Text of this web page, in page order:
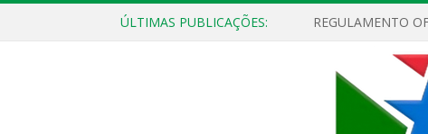
ÚLTIMAS PUBLICAÇÕES: